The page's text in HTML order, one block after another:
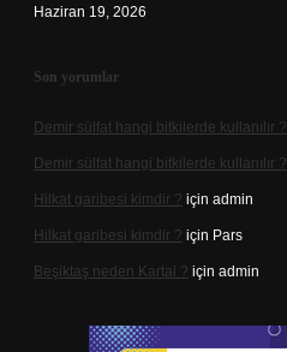
Haziran 19, 2026
Son yorumlar
Demir sülfat hangi bitkilerde kullanılır ?
Demir sülfat hangi bitkilerde kullanılır ?
Hilkat garibesi kimdir ? için admin
Hilkat garibesi kimdir ? için Pars
Beşiktaş neden Kartal ? için admin